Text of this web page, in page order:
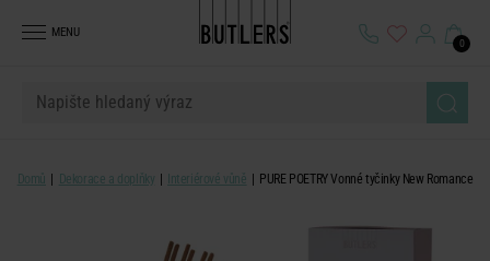
MENU
0
Domů Dekorace a doplňky Interiérové vůně PURE POETRY Vonné tyčinky New Romance